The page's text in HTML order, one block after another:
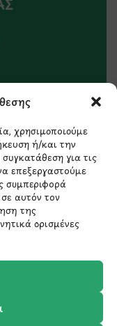
χρησιμοποιούμε
ή/και την
για τις
επεξεργαστούμε
συμπεριφορά
αυτόν τον
της
ορισμένες
προϊόν ή μια
και θα
σας.